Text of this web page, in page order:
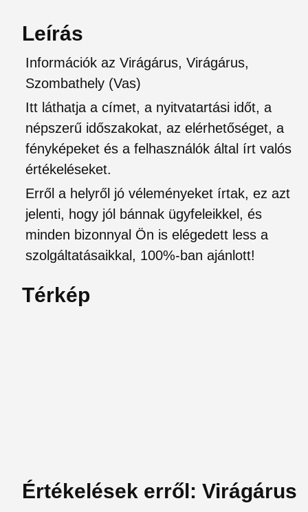
Leírás
Információk az Virágárus, Virágárus,
Szombathely (Vas)
Itt láthatja a címet, a nyitvatartási időt, a
népszerű időszakokat, az elérhetőséget, a
fényképeket és a felhasználók által írt valós
értékeléseket.
Erről a helyről jó véleményeket írtak, ez azt
jelenti, hogy jól bánnak ügyfeleikkel, és
minden bizonnyal Ön is elégedett less a
szolgáltatásaikkal, 100%-ban ajánlott!
Térkép
Értékelések erről: Virágárus